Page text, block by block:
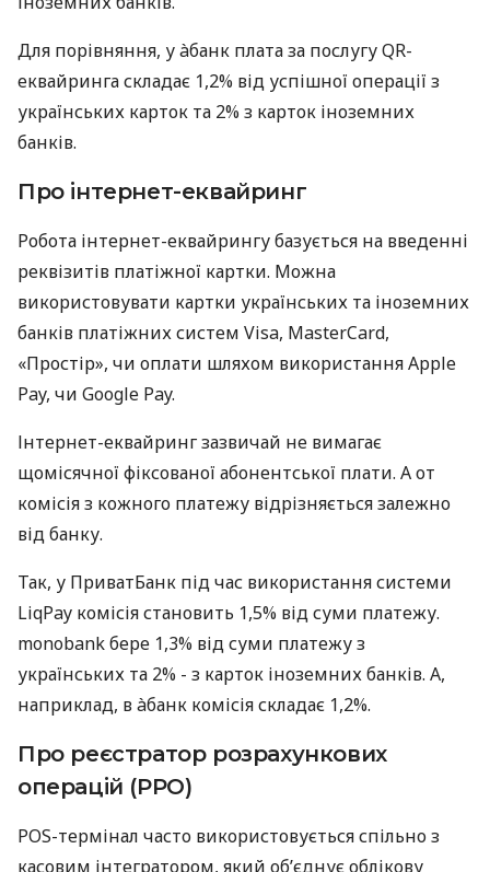
Для порівняння, у àбанк плата за послугу QR-
еквайринга складає 1,2% від успішної операції з
українських карток та 2% з карток іноземних
банків.
Про інтернет-еквайринг
Робота інтернет-еквайрингу базується на введенні
реквізитів платіжної картки. Можна
використовувати картки українських та іноземних
банків платіжних систем Visa, MasterCard,
«Простір», чи оплати шляхом використання Apple
Pay, чи Google Pay.
Інтернет-еквайринг зазвичай не вимагає
щомісячної фіксованої абонентської плати. А от
комісія з кожного платежу відрізняється залежно
від банку.
Так, у ПриватБанк під час використання системи
LiqPay комісія становить 1,5% від суми платежу.
monobank бере 1,3% від суми платежу з
українських та 2% - з карток іноземних банків. А,
наприклад, в àбанк комісія складає 1,2%.
Про реєстратор розрахункових
операцій (РРО)
POS-термінал часто використовується спільно з
касовим інтегратором, який об’єднує облікову